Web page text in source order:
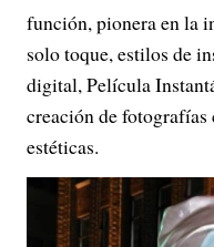
función, pionera en la
solo toque, estilos de
digital, Película
creación de
estéticas.